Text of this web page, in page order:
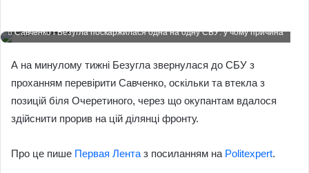
Савченко і Безугла поскаржилася одна на одну СБУ: у чому причина
А на минулому тижні Безугла звернулася до СБУ з
проханням перевірити Савченко, оскільки та втекла з
позицій біля Очеретиного, через що окупантам вдалося
здійснити прорив на цій ділянці фронту.
Про це пише Первая Лента з посиланням на Politexpert.